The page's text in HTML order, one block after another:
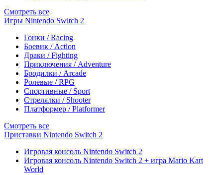
Смотреть все
Игры Nintendo Switch 2
Гонки / Racing
Боевик / Action
Драки / Fighting
Приключения / Adventure
Бродилки / Arcade
Ролевые / RPG
Спортивные / Sport
Стрелялки / Shooter
Платформер / Platformer
Смотреть все
Приставки Nintendo Switch 2
Игровая консоль Nintendo Switch 2
Игровая консоль Nintendo Switch 2 + игра Mario Kart
World